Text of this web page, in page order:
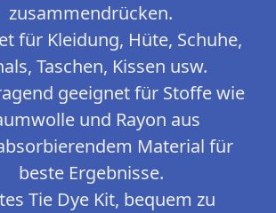
zusammendrücken.
für Kleidung, Hüte, Schuhe,
Taschen, Kissen usw.
geeignet für Stoffe wie
und Rayon aus
Material für
beste Ergebnisse.
Tie Dye Kit, bequem zu